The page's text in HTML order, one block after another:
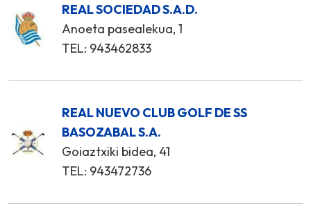
REAL SOCIEDAD S.A.D.
Anoeta pasealekua, 1
TEL: 943462833
REAL NUEVO CLUB GOLF DE SS
BASOZABAL S.A.
Goiaztxiki bidea, 41
TEL: 943472736